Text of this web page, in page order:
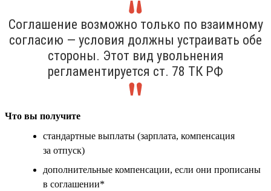
Соглашение возможно только по взаимному
согласию — условия должны устраивать обе
стороны. Этот вид увольнения
регламентируется ст. 78 ТК РФ
Что вы получите
стандартные выплаты (зарплата, компенсация
за отпуск)
дополнительные компенсации, если они прописаны
в соглашении*